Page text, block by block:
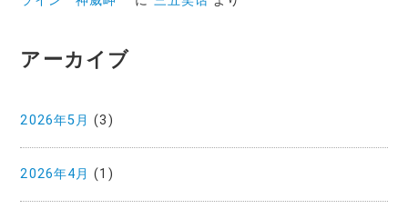
アーカイブ
2026年5月 (3)
2026年4月 (1)